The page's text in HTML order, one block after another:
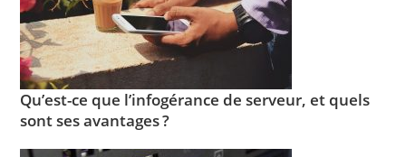
Qu’est-ce que l’infogérance de serveur, et quels
sont ses avantages ?